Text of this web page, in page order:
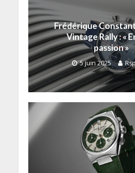
Frédérique
Vintage Rally : «
passion »
5 juin 2025